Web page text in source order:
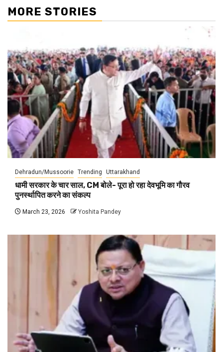
MORE STORIES
Dehradun/Mussoorie Trending Uttarakhand
धामी सरकार के चार साल, CM बोले- पूरा हो रहा देवभूमि का गौरव
पुनर्स्थापित करने का संकल्प
March 23, 2026 Yoshita Pandey